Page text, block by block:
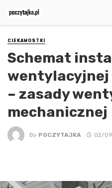
CIEKAWOSTKI
Schemat
wentylacyjnej
– zasady
mechanicznej
By POCZYTAJKA 02/